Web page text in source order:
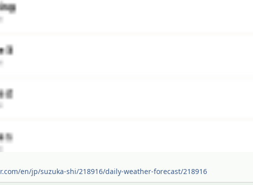
en/jp/suzuka-shi/218916/daily-weather-forecast/218916